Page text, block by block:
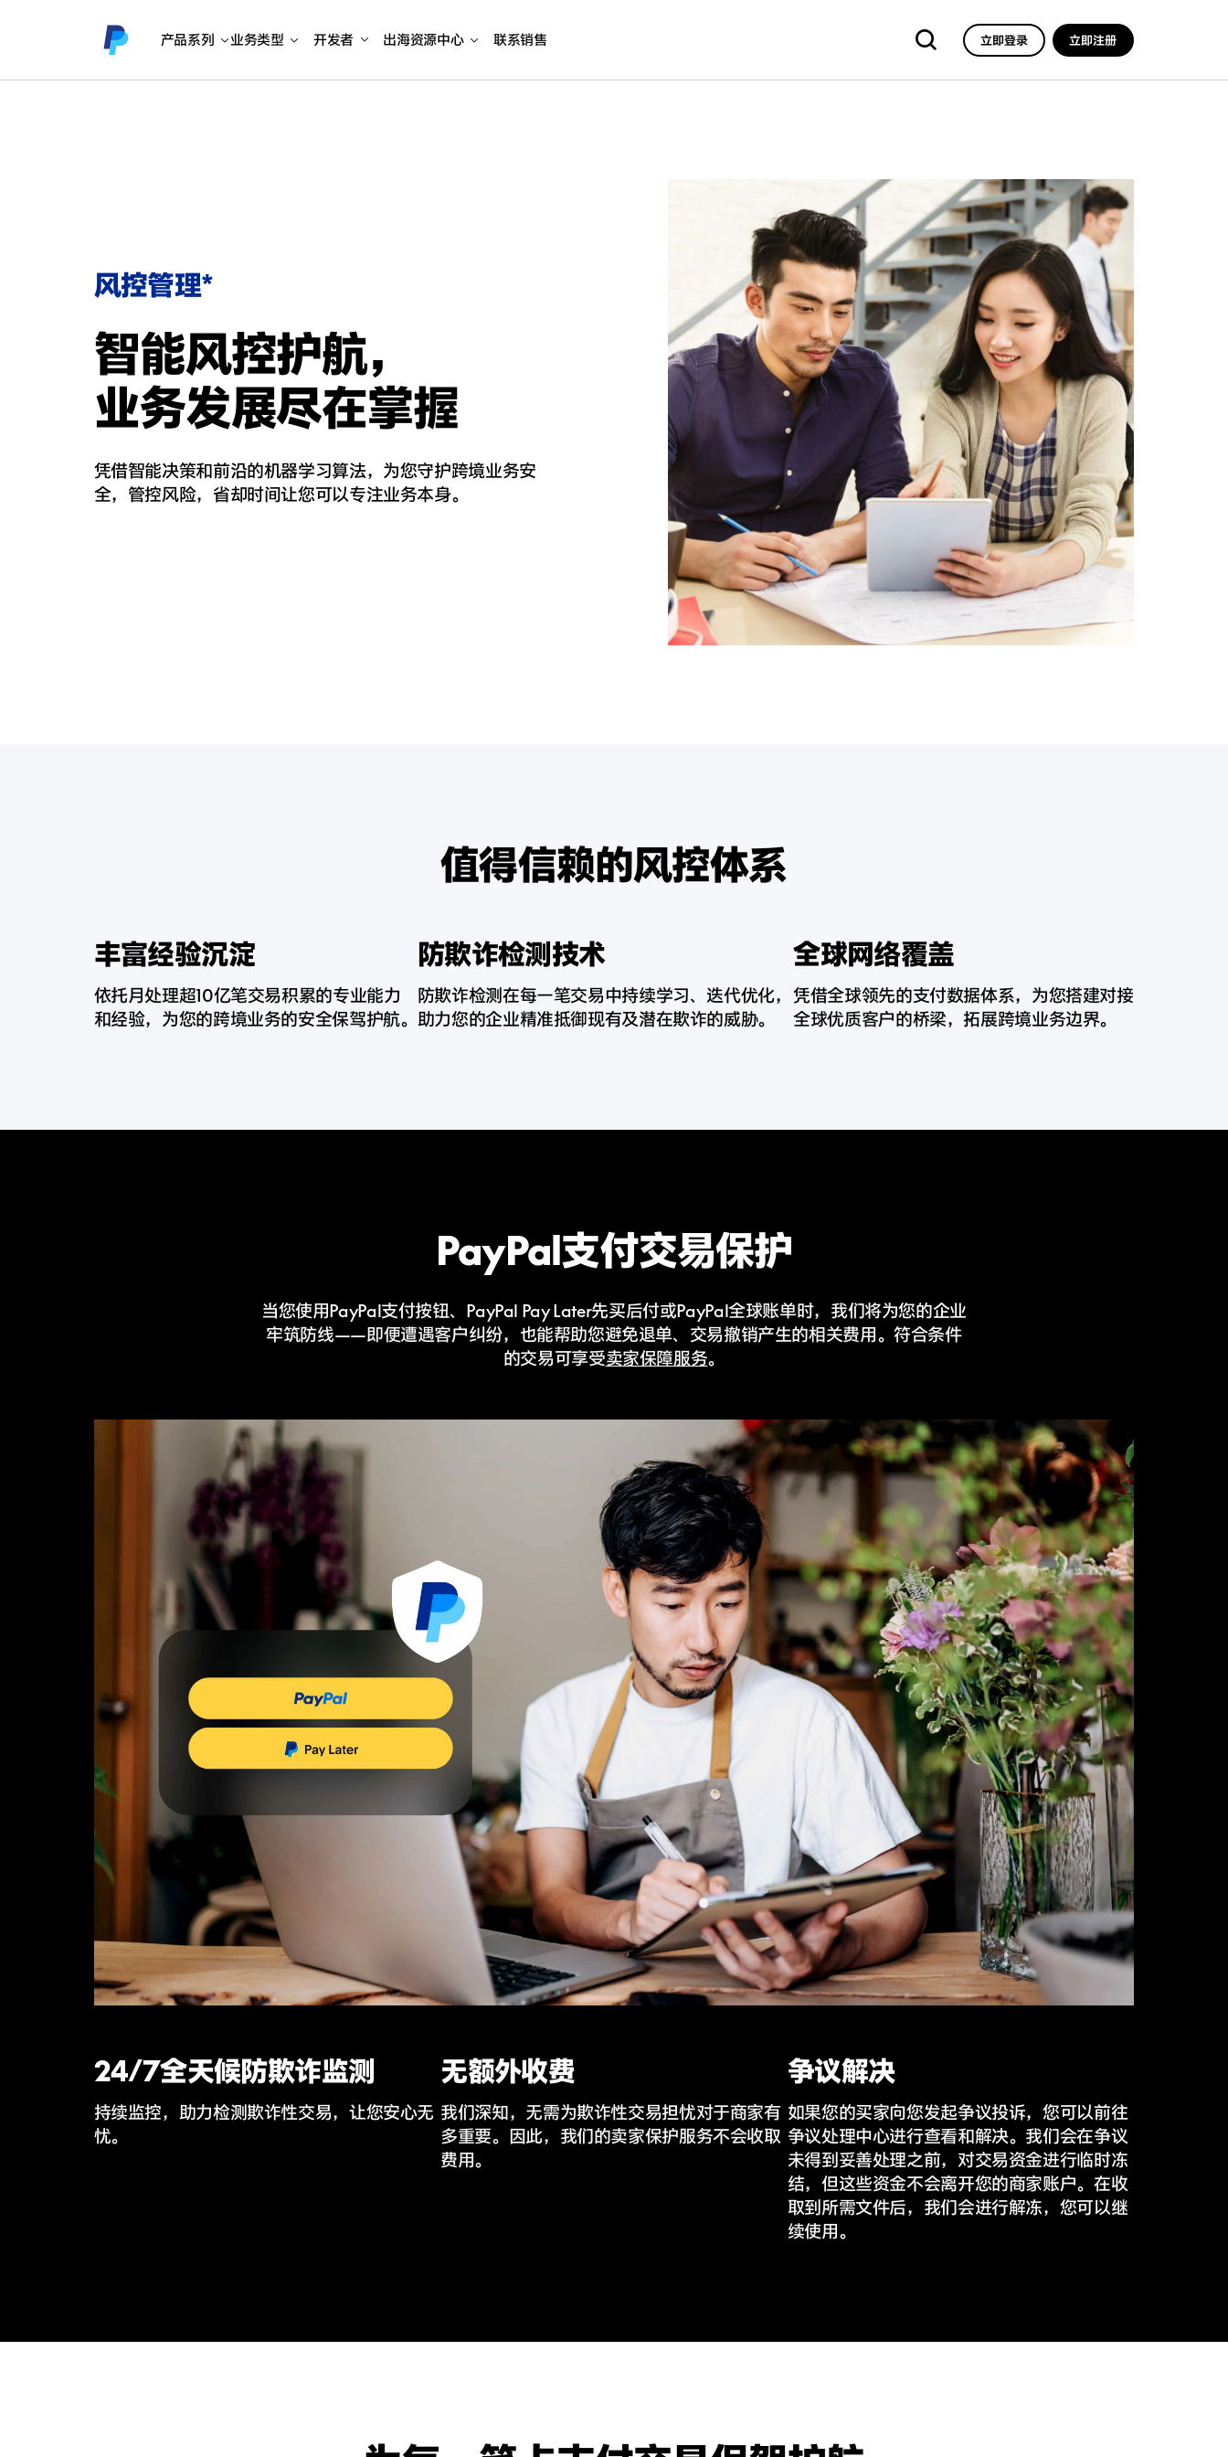
产品系列 业务类型 开发者 出海资源中心 联系销售 立即登录 立即注册
风控管理*
智能风控护航，
业务发展尽在掌握
凭借智能决策和前沿的机器学习算法，为您守护跨境业务安
全，管控风险，省却时间让您可以专注业务本身。
值得信赖的风控体系
丰富经验沉淀​
依托月处理超10亿笔交易积累的专业能力
和经验，为您的跨境业务的安全保驾护航。
防欺诈检测技术
​防欺诈检测在每一笔交易中持续学习、迭代优化，
助力您的企业精准抵御现有及潜在欺诈的威胁。
全球网络覆盖
凭借全球领先的支付数据体系，为您搭建对接
全球优质客户的桥梁，拓展跨境业务边界。
PayPal支付交易保护
当您使用PayPal支付按钮、PayPal Pay Later先买后付或PayPal全球账单时，我们将为您的企业
牢筑防线——即便遭遇客户纠纷，也能帮助您避免退单、交易撤销产生的相关费用。符合条件
的交易可享受卖家保障服务。
24/7全天候防欺诈监测
​持续监控，助力检测欺诈性交易，让您安心无
忧。
无额外收费
​我们深知，无需为欺诈性交易担忧对于商家有
多重要。因此，我们的卖家保护服务不会收取
费用。
争议解决
如果您的买家向您发起争议投诉，您可以前往
争议处理中心进行查看和解决。我们会在争议
未得到妥善处理之前，对交易资金进行临时冻
结，但这些资金不会离开您的商家账户。在收
取到所需文件后，我们会进行解冻，您可以继
续使用。